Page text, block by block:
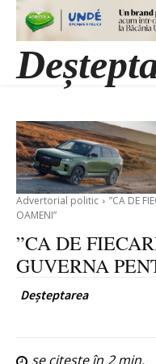
Advertorial politic
”CA DE
OAMENI”
”CA DE
GUVERNA
Deșteptarea
se citește în 2min.